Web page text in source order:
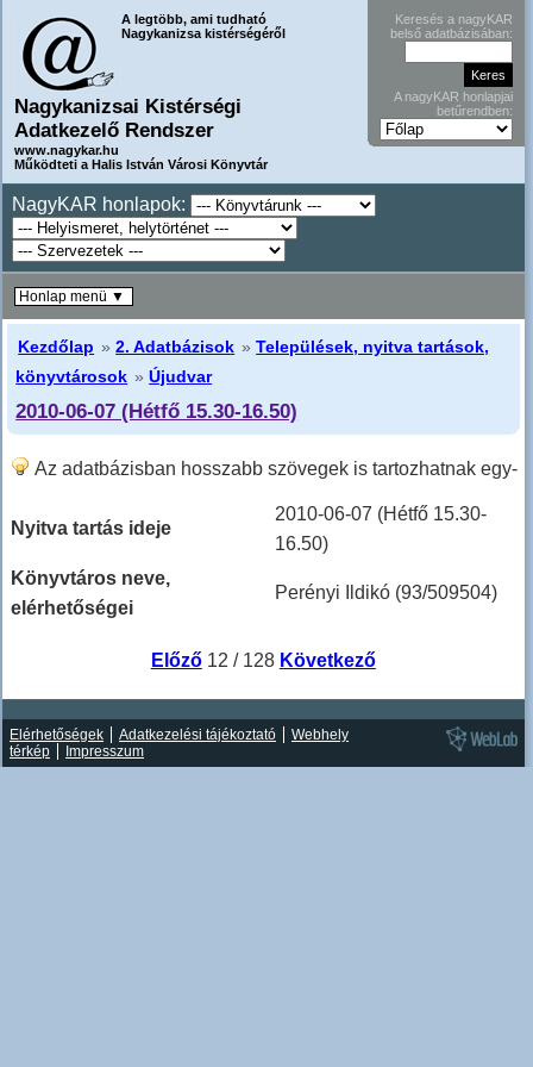
A legtöbb, ami tudható
Nagykanizsa kistérségéről
Nagykanizsai Kistérségi
Adatkezelő Rendszer
www.nagykar.hu
Működteti a Halis István Városi Könyvtár
Keresés a nagyKAR
belső adatbázisában:
A nagyKAR honlapjai
betűrendben:
NagyKAR honlapok:
Kezdőlap »2. Adatbázisok »Települések, nyitva tartások,
könyvtárosok »Újudvar
2010-06-07 (Hétfő 15.30-16.50)
Az adatbázisban hosszabb szövegek is tartozhatnak egy-
Nyitva tartás ideje
2010-06-07 (Hétfő 15.30-
16.50)
Könyvtáros neve,
elérhetőségei
Perényi Ildikó (93/509504)
Előző12 / 128 Következő
Honlap menü ▼
Elérhetőségek Adatkezelési tájékoztató
Webhely
térkép
Impresszum